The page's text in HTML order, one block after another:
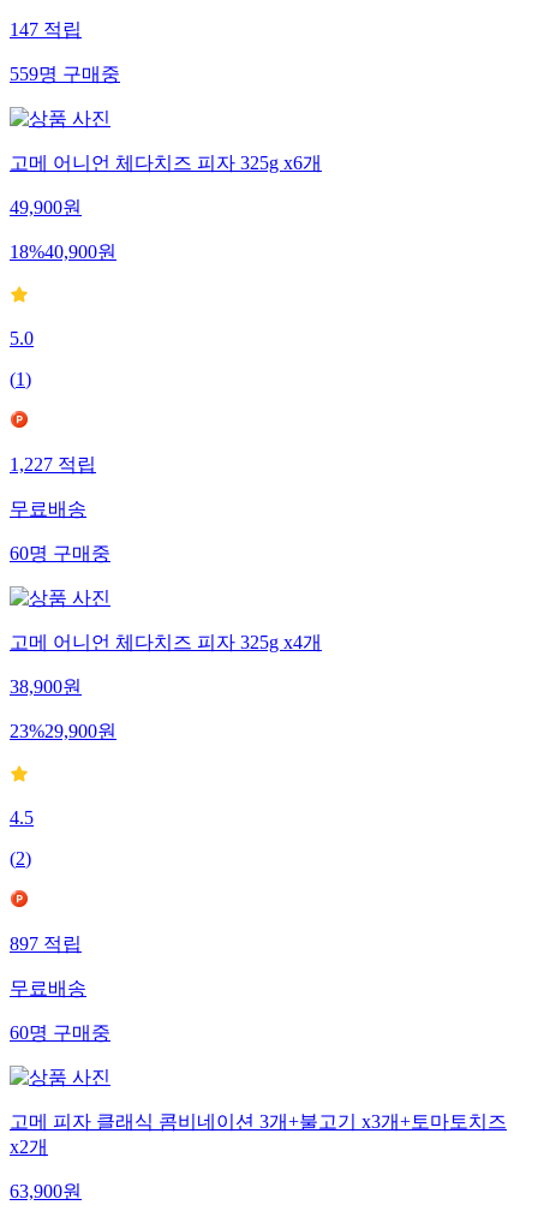
147적립
559명구매중
고메 어니언 체다치즈 피자 325g x6개
49,900원
18%40,900원
5.0
(1)
1,227적립
무료배송
60명구매중
고메 어니언 체다치즈 피자 325g x4개
38,900원
23%29,900원
4.5
(2)
897적립
무료배송
60명구매중
고메 피자 클래식 콤비네이션 3개+불고기 x3개+토마토치즈
x2개
63,900원